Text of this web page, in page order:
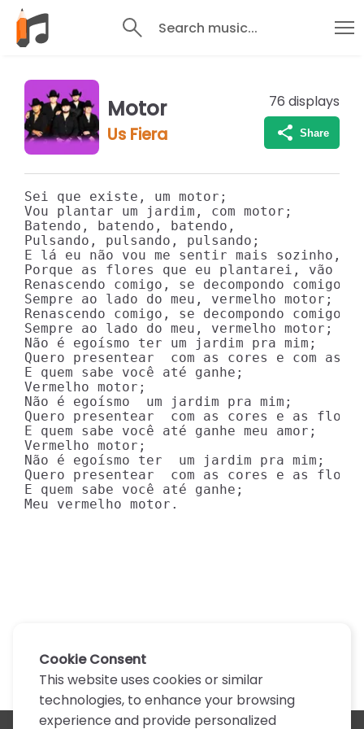
Search music...
Motor
Us Fiera
76 displays
Share
Sei que existe, um motor;
Vou plantar um jardim, com motor;
Batendo, batendo, batendo,
Pulsando, pulsando, pulsando;
E lá eu não vou me sentir mais sozinho,
Porque as flores que eu plantarei, vão
Renascendo comigo, se decompondo comigo;
Sempre ao lado do meu, vermelho motor;
Renascendo comigo, se decompondo comigo;
Sempre ao lado do meu, vermelho motor;
Não é egoísmo ter um jardim pra mim;
Quero presentear  com as cores e com as
E quem sabe você até ganhe;
Vermelho motor;
Não é egoísmo  um jardim pra mim;
Quero presentear  com as cores e as
E quem sabe você até ganhe meu amor;
Vermelho motor;
Não é egoísmo ter  um jardim pra mim;
Quero presentear  com as cores e as
E quem sabe você até ganhe;
Meu vermelho motor.
Cookie Consent
This website uses cookies or similar
technologies, to enhance your browsing
experience and provide personalized